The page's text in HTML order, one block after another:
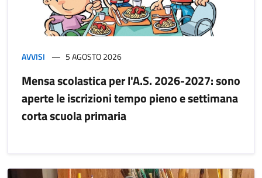
AVVISI 5 AGOSTO 2026
Mensa scolastica per l'A.S. 2026-2027: sono
aperte le iscrizioni tempo pieno e settimana
corta scuola primaria